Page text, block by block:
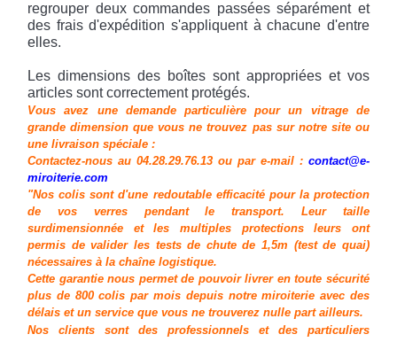
regrouper deux commandes passées séparément et
des frais d'expédition s'appliquent à chacune d'entre
elles.
Les dimensions des boîtes sont appropriées et vos
articles sont correctement protégés.
Vous avez une demande particulière pour un vitrage de
grande dimension que vous ne trouvez pas sur notre site ou
une livraison spéciale :
Contactez-nous au 04.28.29.76.13 ou par e-mail : contact@e-
miroiterie.com
"Nos colis sont d'une redoutable efficacité pour la protection
de vos verres pendant le transport. Leur taille
surdimensionnée et les multiples protections leurs ont
permis de valider les tests de chute de 1,5m (test de quai)
nécessaires à la chaîne logistique.
Cette garantie nous permet de pouvoir livrer en toute sécurité
plus de 800 colis par mois depuis notre miroiterie avec des
délais et un service que vous ne trouverez nulle part ailleurs.
Nos clients sont des professionnels et des particuliers